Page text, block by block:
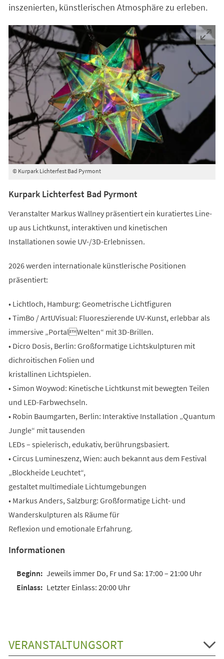
inszenierten, künstlerischen Atmosphäre zu erleben.
© Kurpark Lichterfest Bad Pyrmont
Kurpark Lichterfest Bad Pyrmont
Veranstalter Markus Wallney präsentiert ein kuratiertes Line-
up aus Lichtkunst, interaktiven und kinetischen
Installationen sowie UV-/3D-Erlebnissen.
2026 werden internationale künstlerische Positionen
präsentiert:
• Lichtloch, Hamburg: Geometrische Lichtfiguren
• TimBo / ArtUVisual: Fluoreszierende UV-Kunst, erlebbar als
immersive „PortalWelten“ mit 3D-Brillen.
• Dicro Dosis, Berlin: Großformatige Lichtskulpturen mit
dichroitischen Folien und
kristallinen Lichtspielen.
• Simon Woywod: Kinetische Lichtkunst mit bewegten Teilen
und LED-Farbwechseln.
• Robin Baumgarten, Berlin: Interaktive Installation „Quantum
Jungle“ mit tausenden
LEDs – spielerisch, edukativ, berührungsbasiert.
• Circus Lumineszenz, Wien: auch bekannt aus dem Festival
„Blockheide Leuchtet“,
gestaltet multimediale Lichtumgebungen
• Markus Anders, Salzburg: Großformatige Licht- und
Wanderskulpturen als Räume für
Reflexion und emotionale Erfahrung.
Informationen
Jeweils immer Do, Fr und Sa: 17:00 – 21:00 Uhr
Letzter Einlass: 20:00 Uhr
VERANSTALTUNGSORT